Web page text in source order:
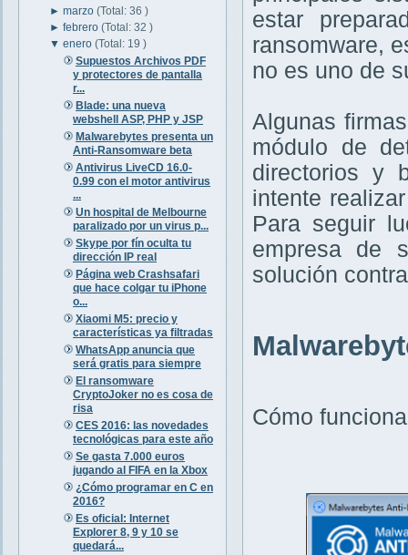
►marzo(Total: 36 )
►febrero(Total: 32 )
▼enero(Total: 19 )
Supuestos Archivos PDF
y protectores de pantalla
r...
Blade: una nueva
webshell ASP, PHP y JSP
Malwarebytes presenta un
Anti-Ransomware beta
Antivirus LiveCD 16.0-
0.99 con el motor antivirus
...
Un hospital de Melbourne
paralizado por un virus p...
Skype por fín oculta tu
dirección IP real
Página web Crashsafari
que hace colgar tu iPhone
o...
Xiaomi M5: precio y
características ya filtradas
WhatsApp anuncia que
será gratis para siempre
El ransomware
CryptoJoker no es cosa de
risa
CES 2016: las novedades
tecnológicas para este año
Se gasta 7.000 euros
jugando al FIFA en la Xbox
¿Cómo programar en C en
2016?
Es oficial: Internet
Explorer 8, 9 y 10 se
quedará...
estar
ransomware,
no es uno de
Algunas
módulo de
directorios y
intente
Para seguir
empresa de
solución
Cómo